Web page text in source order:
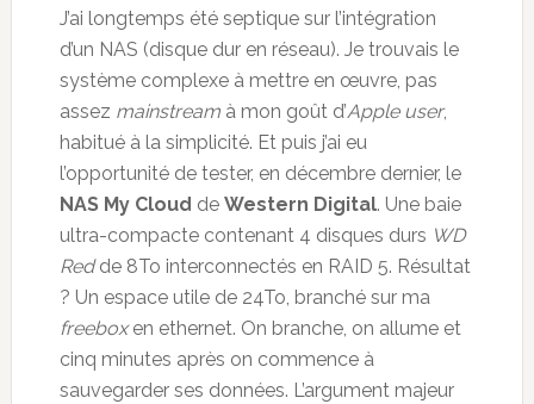
J’ai longtemps été septique sur l’intégration
d’un NAS (disque dur en réseau). Je trouvais le
système complexe à mettre en œuvre, pas
assez mainstreamà mon goût d’Apple user,
habitué à la simplicité. Et puis j’ai eu
l’opportunité de tester, en décembre dernier, le
NAS My Cloud de Western Digital. Une baie
ultra-compacte contenant 4 disques durs WD
Redde 8To interconnectés en RAID 5. Résultat
? Un espace utile de 24To, branché sur ma
freeboxen ethernet. On branche, on allume et
cinq minutes après on commence à
sauvegarder ses données. L’argument majeur